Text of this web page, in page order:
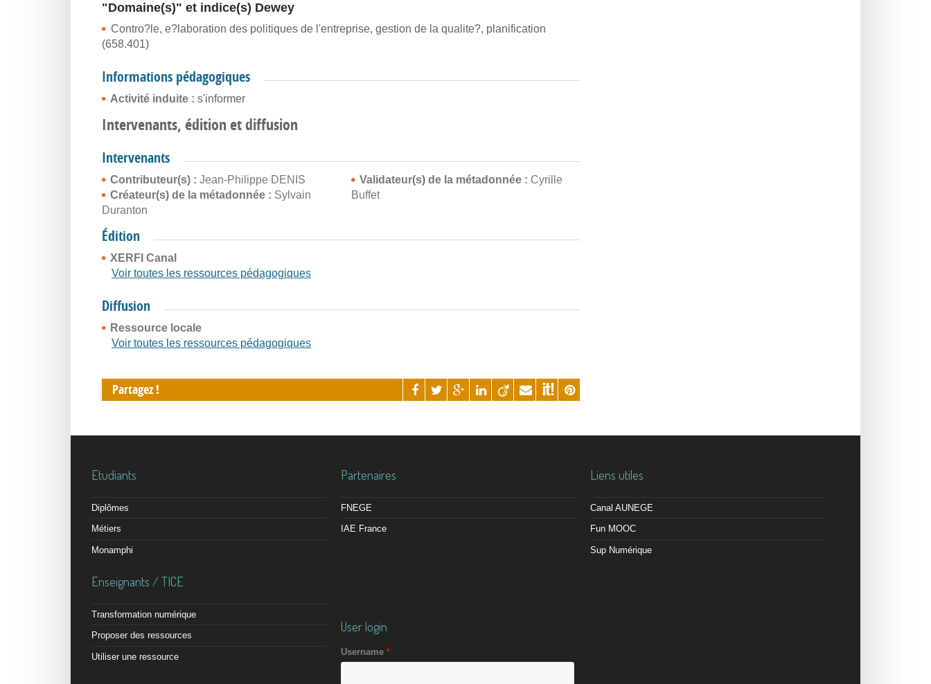
"Domaine(s)" et indice(s) Dewey
Contro?le, e?laboration des politiques de l'entreprise, gestion de la qualite?, planification
(658.401)
Informations pédagogiques
Activité induite : s'informer
Intervenants, édition et diffusion
Intervenants
Contributeur(s) : Jean-Philippe DENIS
Créateur(s) de la métadonnée : Sylvain
Duranton
Validateur(s) de la métadonnée : Cyrille
Buffet
Édition
XERFI Canal
Voir toutes les ressources pédagogiques
Diffusion
Ressource locale
Voir toutes les ressources pédagogiques
Partagez !
Etudiants
Diplômes
Métiers
Monamphi
Enseignants / TICE
Transformation numérique
Proposer des ressources
Utiliser une ressource
Partenaires
FNEGE
IAE France
Liens utiles
Canal AUNEGE
Fun MOOC
Sup Numérique
User login
Username *